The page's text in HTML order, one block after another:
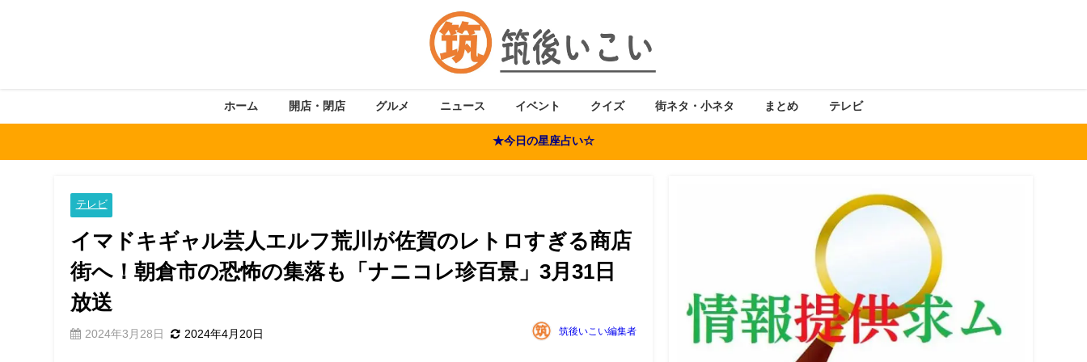
ホーム 開店・閉店 グルメ ニュース イベント クイズ 街ネタ・小ネタ まとめ テレビ
★今日の星座占い☆
テレビ
イマドキギャル芸人エルフ荒川が佐賀のレトロすぎる商店
街へ！朝倉市の恐怖の集落も「ナニコレ珍百景」3月31日
放送
2024年3月28日 2024年4月20日 筑後いこい編集者